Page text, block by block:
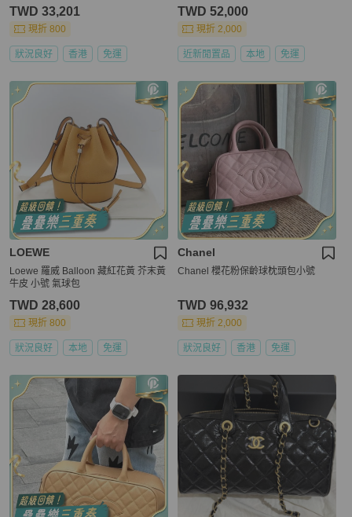
TWD 33,201
現折 800
狀況良好 香港 免運
TWD 52,000
現折 2,000
近新閒置品 本地 免運
LOEWE
Loewe 羅威 Balloon 藏紅花黃 芥末黃
牛皮 小號 氣球包
TWD 28,600
現折 800
狀況良好 本地 免運
Chanel
Chanel 櫻花粉保齡球枕頭包小號
TWD 96,932
現折 2,000
狀況良好 香港 免運